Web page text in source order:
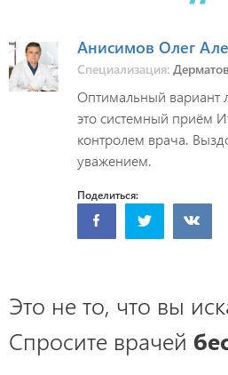
Анисимов Олег
Специализация:
Оптимальный вариант
это системный приём
контролем врача.
уважением.
Поделиться:
Это не то, что вы
Спросите врачей